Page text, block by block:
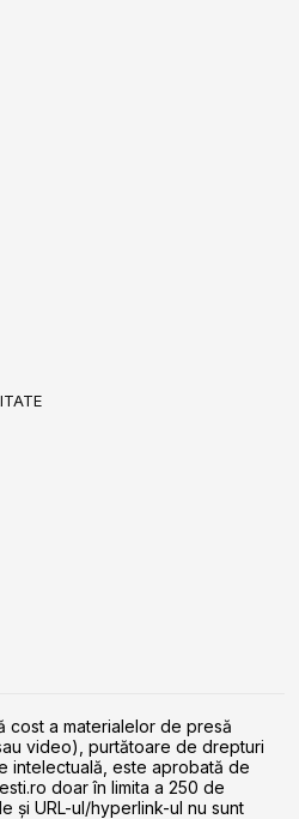
cost a materialelor de presă
video), purtătoare de drepturi
intelectuală, este aprobată de
doar în limita a 250 de
şi URL-ul/hyperlink-ul nu sunt